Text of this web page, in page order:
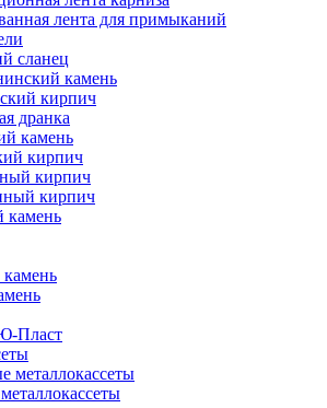
лента для примыканий
сланец
камень
кирпич
дранка
камень
кирпич
кирпич
кирпич
камень
Пласт
металлокассеты